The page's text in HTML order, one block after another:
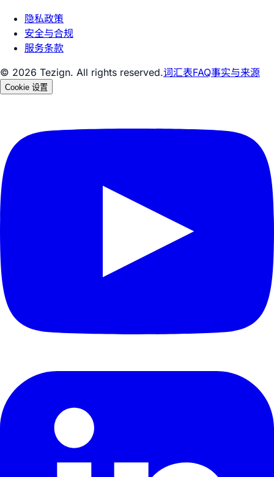
隐私政策
安全与合规
服务条款
© 2026 Tezign. All rights reserved.词汇表FAQ事实与来源
Cookie 设置